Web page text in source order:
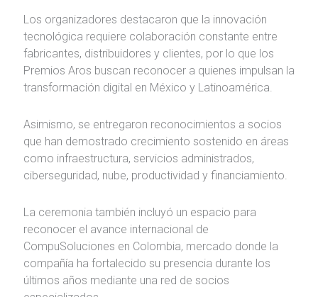
Los organizadores destacaron que la innovación
tecnológica requiere colaboración constante entre
fabricantes, distribuidores y clientes, por lo que los
Premios Aros buscan reconocer a quienes impulsan la
transformación digital en México y Latinoamérica.
Asimismo, se entregaron reconocimientos a socios
que han demostrado crecimiento sostenido en áreas
como infraestructura, servicios administrados,
ciberseguridad, nube, productividad y financiamiento.
La ceremonia también incluyó un espacio para
reconocer el avance internacional de
CompuSoluciones en Colombia, mercado donde la
compañía ha fortalecido su presencia durante los
últimos años mediante una red de socios